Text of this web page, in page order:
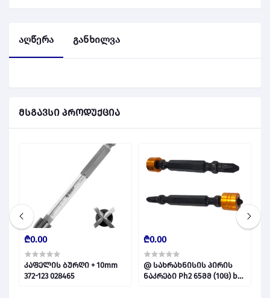
აღწერა განხილვა
მსგავსი პროდუქცია
₾0.00
კაფელის ბურღი + 10mm
372-123 028465
₾0.00
@ სახრახნისის პირის
ნაკრები Ph2 65მმ (10ც) box